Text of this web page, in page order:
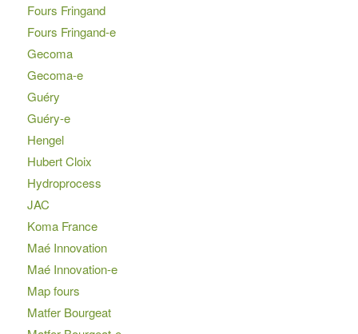
Fours Fringand
Fours Fringand-e
Gecoma
Gecoma-e
Guéry
Guéry-e
Hengel
Hubert Cloix
Hydroprocess
JAC
Koma France
Maé Innovation
Maé Innovation-e
Map fours
Matfer Bourgeat